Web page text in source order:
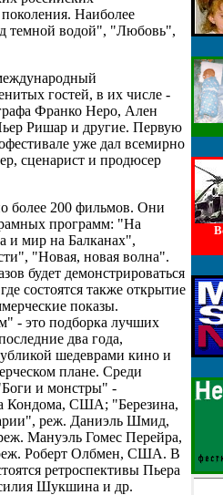
Наиболее
темной водой", "Любовь",
гостей, в их числе -
Франко Неро, Ален
Ришар и другие. Первую
уже дал всемирно
сценарист и продюсер
более 200 фильмов. Они
программ: "На
и мир на Балканах",
"Новая, новая волна".
будет демонстрироваться
состоятся также открытие
показы.
- это подборка лучших
два года,
шедеврами кино и
плане. Среди
и монстры" -
Кондома, США; "Березина,
реж. Даниэль Шмид,
Мануэль Гомес Перейра,
Роберт Олбмен, США. В
ретроспективы Пьера
Шукшина и др.